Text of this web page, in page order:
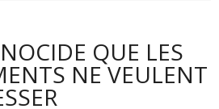
QUE LES
NE VEULENT